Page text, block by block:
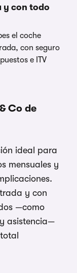
y con todo
el coche
con seguro
e ITV
Co de
ideal para
mensuales y
y con
—como
asistencia—